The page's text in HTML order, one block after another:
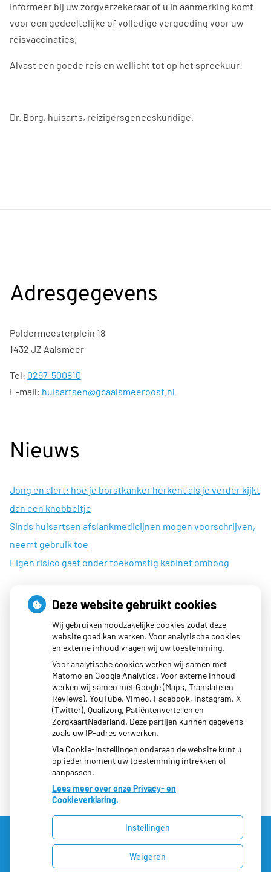
Informeer bij uw zorgverzekeraar of u in aanmerking komt
voor een gedeeltelijke of volledige vergoeding voor uw
reisvaccinaties.
Alvast een goede reis en wellicht tot op het spreekuur!
Dr. Borg, huisarts, reizigersgeneeskundige.
Adresgegevens
Poldermeesterplein 18
1432 JZ Aalsmeer
Tel: 0297-500810
E-mail: huisartsen@gcaalsmeeroost.nl
Nieuws
Jong en alert: hoe je borstkanker herkent als je verder kijkt
dan een knobbeltje
Sinds huisartsen afslankmedicijnen mogen voorschrijven,
neemt gebruik toe
Eigen risico gaat onder toekomstig kabinet omhoog
Openingstijden
08:00 - 17:00
08:00 - 17:00
Woensdag:
08:00 - 19:30
Donderdag:
08:00 - 17:00
08:00 - 17:00
Uw Zorg Online|Beheer
Deze website gebruikt cookies
Wij gebruiken noodzakelijke cookies zodat deze
website goed kan werken. Voor analytische cookies
en externe inhoud vragen wij uw toestemming.
Voor analytische cookies werken wij samen met
Matomo en Google Analytics. Voor externe inhoud
werken wij samen met Google (Maps, Translate en
Reviews), YouTube, Vimeo, Facebook, Instagram, X
(Twitter), Qualizorg, Patiëntenvertellen en
ZorgkaartNederland. Deze partijen kunnen gegevens
zoals uw IP-adres verwerken.
Via Cookie-instellingen onderaan de website kunt u
op ieder moment uw toestemming intrekken of
aanpassen.
Lees meer over onze Privacy- en
Cookieverklaring.
Instellingen
Weigeren